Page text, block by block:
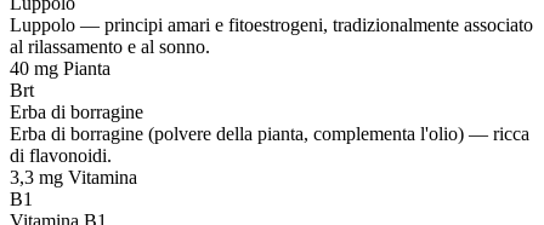
Luppolo — principi amari e fitoestrogeni, tradizionalmente associato
al rilassamento e al sonno.
40 mg Pianta
Brt
Erba di borragine
Erba di borragine (polvere della pianta, complementa l'olio) — ricca
di flavonoidi.
3,3 mg Vitamina
B1
Vitamina B1